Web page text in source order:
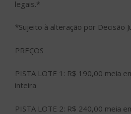
legais.*
*Sujeito à alteração por Decisão
PREÇOS
PISTA LOTE 1: R$ 190,00 meia
inteira
PISTA LOTE 2: R$ 240,00 meia